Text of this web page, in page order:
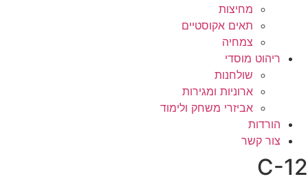
מחיצות
תאים אקוסטיים
צמחיה
ריהוט מוסדי
שולחנות
ארוניות ומגירות
אביזרי משחק ולימוד
הורדות
צור קשר
C-12